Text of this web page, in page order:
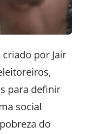
por Jair
para definir
social
do